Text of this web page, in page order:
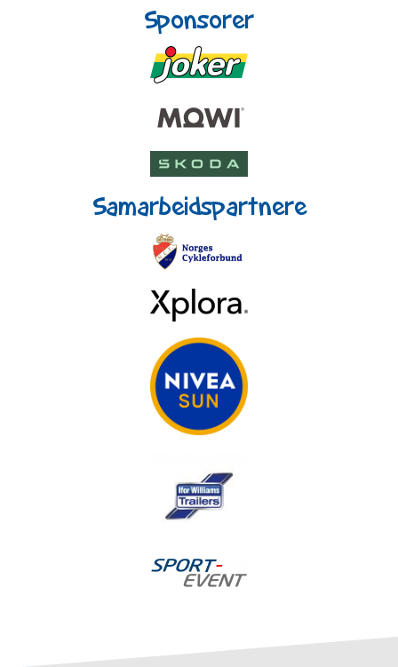
Sponsorer
Samarbeidspartnere